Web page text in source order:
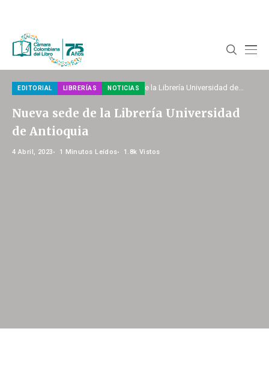
Home Noticias Editorial
Nueva sede de la Librería Universidad de
EDITORIAL LIBRERÍAS NOTICIAS
Nueva sede de la Librería Universidad
de Antioquia
4 Abril, 2023 1 Minutos Leídos 1.8k Vistos